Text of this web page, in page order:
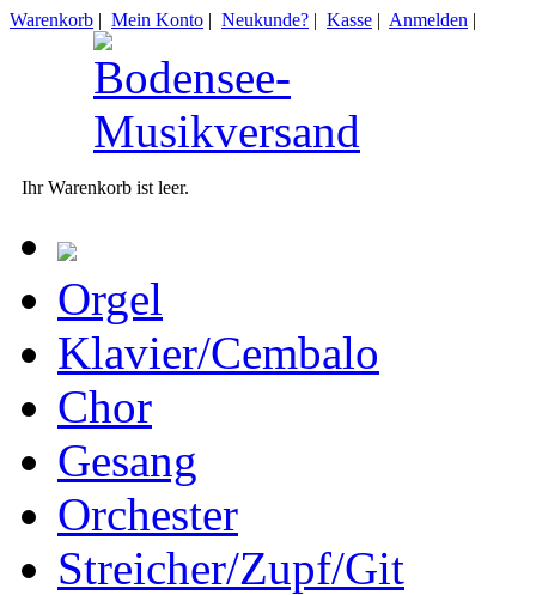
Warenkorb | Mein Konto | Neukunde? | Kasse | Anmelden |
Ihr Warenkorb ist leer.
Orgel
Klavier/Cembalo
Chor
Gesang
Orchester
Streicher/Zupf/Git